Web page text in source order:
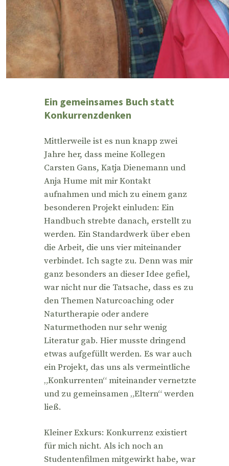
Ein gemeinsames Buch statt
Konkurrenzdenken
Mittlerweile ist es nun knapp zwei
Jahre her, dass meine Kollegen
Carsten Gans, Katja Dienemann und
Anja Hume mit mir Kontakt
aufnahmen und mich zu einem ganz
besonderen Projekt einluden: Ein
Handbuch strebte danach, erstellt zu
werden. Ein Standardwerk über eben
die Arbeit, die uns vier miteinander
verbindet. Ich sagte zu. Denn was mir
ganz besonders an dieser Idee gefiel,
war nicht nur die Tatsache, dass es zu
den Themen Naturcoaching oder
Naturtherapie oder andere
Naturmethoden nur sehr wenig
Literatur gab. Hier musste dringend
etwas aufgefüllt werden. Es war auch
ein Projekt, das uns als vermeintliche
„Konkurrenten“ miteinander vernetzte
und zu gemeinsamen „Eltern“ werden
ließ.
Kleiner Exkurs: Konkurrenz existiert
für mich nicht. Als ich noch an
Studentenfilmen mitgewirkt habe, war